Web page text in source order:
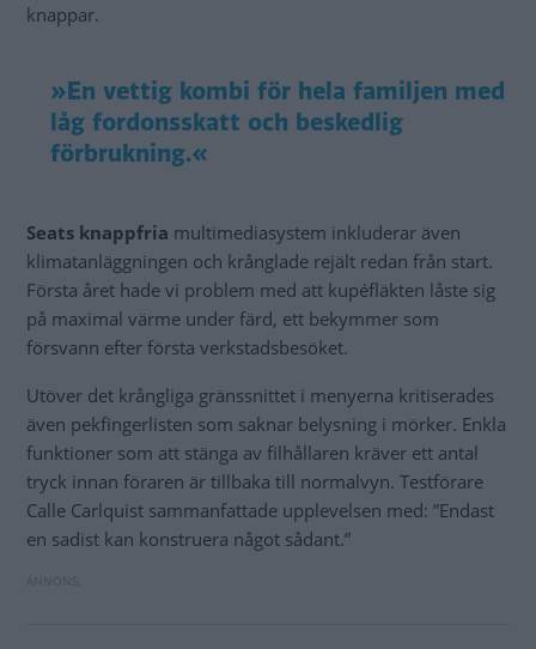
knappar.
»En vettig kombi för hela familjen med
låg fordonsskatt och beskedlig
förbrukning.«
Seats knappfria multimediasystem inkluderar även
klimatanläggningen och krånglade rejält redan från start.
Första året hade vi problem med att kupéfläkten låste sig
på maximal värme under färd, ett bekymmer som
försvann efter första verkstadsbesöket.
Utöver det krångliga gränssnittet i menyerna kritiserades
även pekfingerlisten som saknar belysning i mörker. Enkla
funktioner som att stänga av filhållaren kräver ett antal
tryck innan föraren är tillbaka till normalvyn. Testförare
Calle Carlquist sammanfattade upplevelsen med: ”Endast
en sadist kan konstruera något sådant.”